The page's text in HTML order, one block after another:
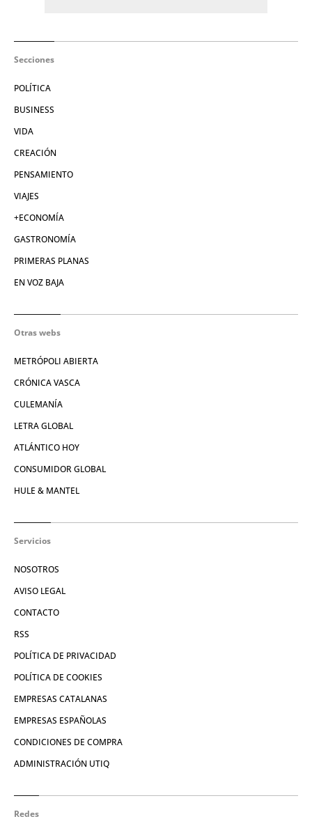
Secciones
POLÍTICA
BUSINESS
VIDA
CREACIÓN
PENSAMIENTO
VIAJES
+ECONOMÍA
GASTRONOMÍA
PRIMERAS PLANAS
EN VOZ BAJA
Otras webs
METRÓPOLI ABIERTA
CRÓNICA VASCA
CULEMANÍA
LETRA GLOBAL
ATLÁNTICO HOY
CONSUMIDOR GLOBAL
HULE & MANTEL
Servicios
NOSOTROS
AVISO LEGAL
CONTACTO
RSS
POLÍTICA DE PRIVACIDAD
POLÍTICA DE COOKIES
EMPRESAS CATALANAS
EMPRESAS ESPAÑOLAS
CONDICIONES DE COMPRA
ADMINISTRACIÓN UTIQ
Redes